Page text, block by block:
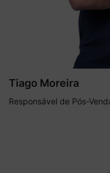
Tiago Moreira
Responsável de Pós-